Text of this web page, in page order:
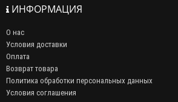
ИНФОРМАЦИЯ
О нас
Условия доставки
Оплата
Возврат товара
Политика обработки персональных данных
Условия соглашения